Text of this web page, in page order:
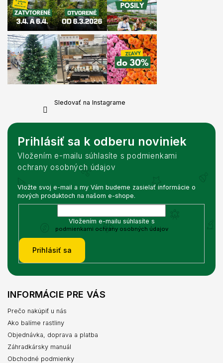
Sledovať na Instagrame
Prihlásiť sa k odberu noviniek
Vložením e-mailu súhlasíte s podmienkami
ochrany osobných údajov
Vložte svoj e-mail a my Vám budeme zasielať informácie o
nových produktoch na našom e-shope.
Vložením e-mailu súhlasíte s
podmienkami ochrany osobných údajov
Prihlásiť sa
INFORMÁCIE PRE VÁS
Prečo nakúpiť u nás
Ako balíme rastliny
Objednávka, doprava a platba
Záhradkársky manuál
Obchodné podmienky